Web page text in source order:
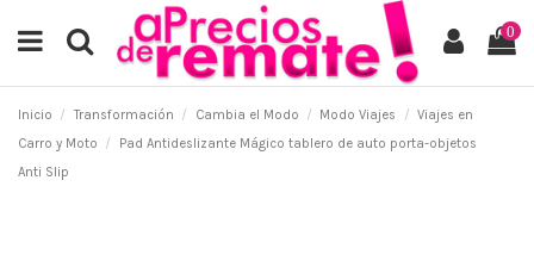
0
Inicio Transformación Cambia el Modo Modo Viajes
Viajes en
Carro y Moto
Pad Antideslizante Mágico tablero de auto porta-objetos
Anti Slip